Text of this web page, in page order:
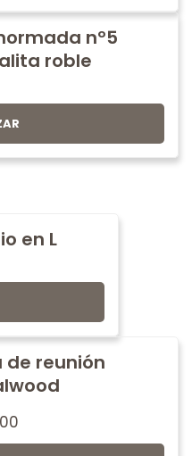
nº5
roble
en L
de reunión